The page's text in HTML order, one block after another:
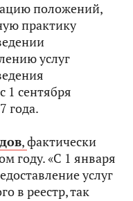
положений,
практику
услуг
1 сентября
года.
,фактически
году. «С 1 января
услуг
в реестр, так